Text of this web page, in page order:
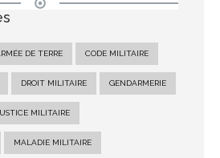
DE TERRE CODE MILITAIRE
DROIT MILITAIRE GENDARMERIE
MILITAIRE
MALADIE MILITAIRE